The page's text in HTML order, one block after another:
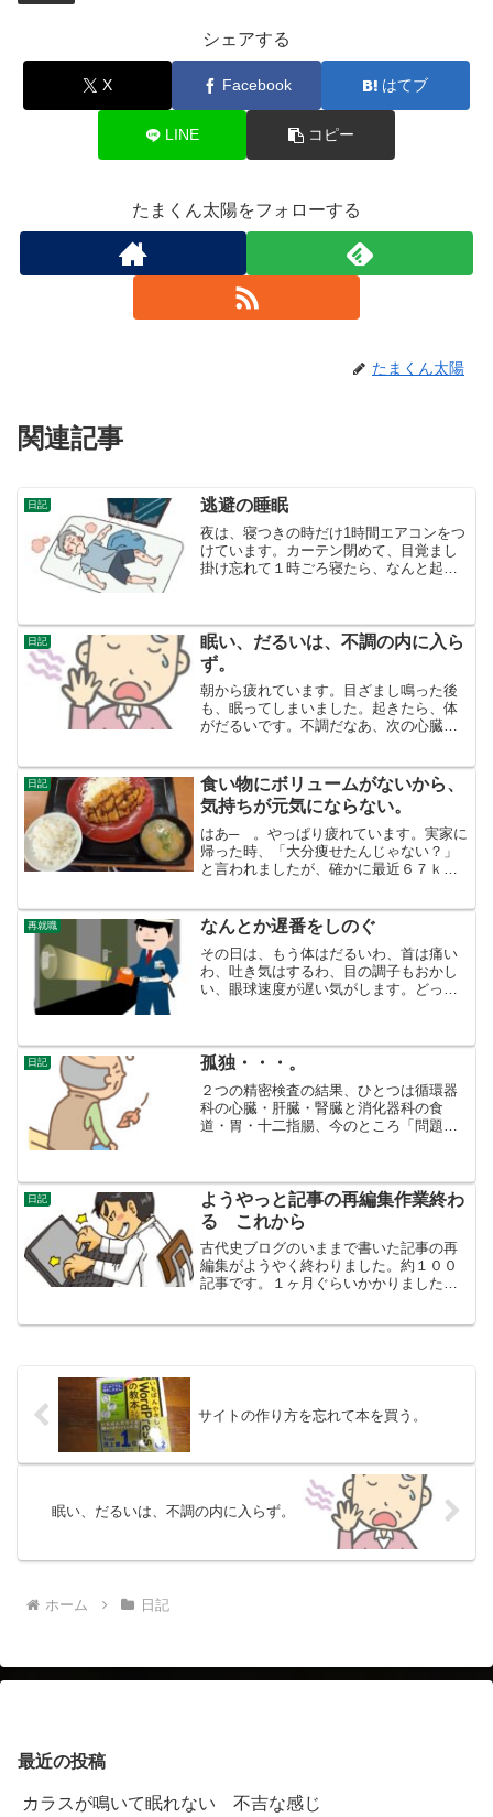
シェアする
X Facebook はてブ
LINE コピー
たまくん太陽をフォローする
たまくん太陽
関連記事
日記 逃避の睡眠
夜は、寝つきの時だけ1時間エアコンをつ
けています。カーテン閉めて、目覚まし
掛け忘れて１時ごろ寝たら、なんと起き
目覚めはなくなりました...
日記
眠い、だるいは、不調の内に入ら
ず。
朝から疲れています。目ざまし鳴った後
も、眠ってしまいました。起きたら、体
がだるいです。不調だなあ、次の心臓の
は、考えてみれば、今日に限ったことで
はないです。なんとか、だる...
日記
食い物にボリュームがないから、
気持ちが元気にならない。
はあ─ 。やっぱり疲れています。実家に
帰った時、「大分痩せたんじゃない？」
と言われましたが、確かに最近６７ｋｇ
すが、元気がない。この頃、黒糖のかり
んとうが無性に食べたく...
再就職 なんとか遅番をしのぐ
その日は、もう体はだるいわ、首は痛い
わ、吐き気はするわ、目の調子もおかし
い、眼球速度が遅い気がします。どっか
考えがでてきます。そうは...
日記 孤独・・・。
２つの精密検査の結果、ひとつは循環器
科の心臓・肝臓・腎臓と消化器科の食
道・胃・十二指腸、今のところ「問題が
理由を見つけて、警備の職を...
日記
ようやっと記事の再編集作業終わ
る これから
古代史ブログのいままで書いた記事の再
編集がようやく終わりました。約１００
記事です。１ヶ月ぐらいかかりました。
サイトの作り方を忘れて本を買う。
眠い、だるいは、不調の内に入らず。
ホーム 日記
最近の投稿
カラスが鳴いて眠れない 不吉な感じ